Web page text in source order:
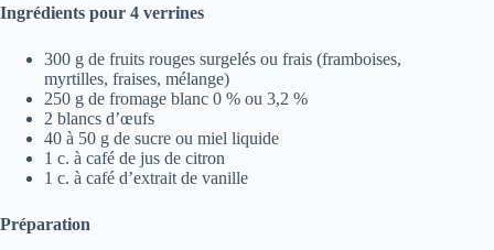
Ingrédients pour 4 verrines
300 g de fruits rouges surgelés ou frais (framboises,
myrtilles, fraises, mélange)
250 g de fromage blanc 0 % ou 3,2 %
2 blancs d’œufs
40 à 50 g de sucre ou miel liquide
1 c. à café de jus de citron
1 c. à café d’extrait de vanille
Préparation